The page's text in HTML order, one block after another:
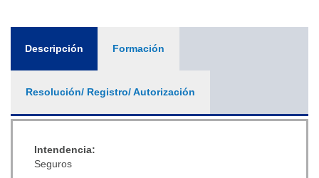
Descripción (solapaFormación
Resolución/ Registro/ Autorización
Intendencia:
Seguros